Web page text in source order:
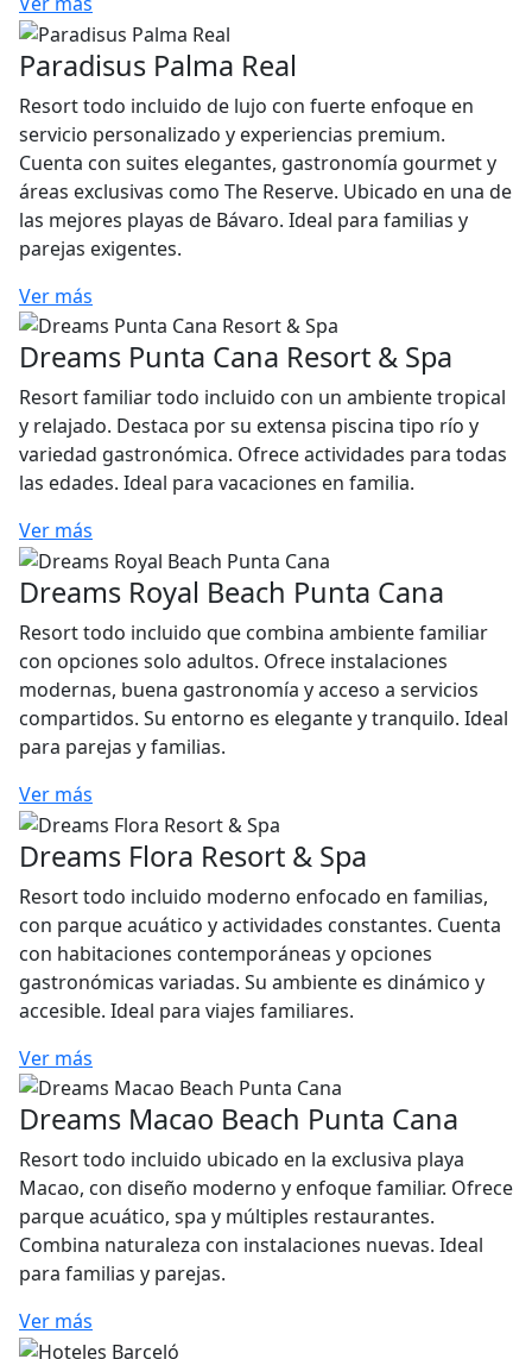
Paradisus Palma Real
Resort todo incluido de lujo con fuerte enfoque en
servicio personalizado y experiencias premium.
Cuenta con suites elegantes, gastronomía gourmet y
áreas exclusivas como The Reserve. Ubicado en una de
las mejores playas de Bávaro. Ideal para familias y
parejas exigentes.
Ver más
Dreams Punta Cana Resort & Spa
Resort familiar todo incluido con un ambiente tropical
y relajado. Destaca por su extensa piscina tipo río y
variedad gastronómica. Ofrece actividades para todas
las edades. Ideal para vacaciones en familia.
Ver más
Dreams Royal Beach Punta Cana
Resort todo incluido que combina ambiente familiar
con opciones solo adultos. Ofrece instalaciones
modernas, buena gastronomía y acceso a servicios
compartidos. Su entorno es elegante y tranquilo. Ideal
para parejas y familias.
Ver más
Dreams Flora Resort & Spa
Resort todo incluido moderno enfocado en familias,
con parque acuático y actividades constantes. Cuenta
con habitaciones contemporáneas y opciones
gastronómicas variadas. Su ambiente es dinámico y
accesible. Ideal para viajes familiares.
Ver más
Dreams Macao Beach Punta Cana
Resort todo incluido ubicado en la exclusiva playa
Macao, con diseño moderno y enfoque familiar. Ofrece
parque acuático, spa y múltiples restaurantes.
Combina naturaleza con instalaciones nuevas. Ideal
para familias y parejas.
Ver más